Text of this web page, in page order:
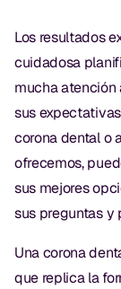
Dr. Allen
Dr. Marco Casco
Los resultados
cuidadosa
mucha atención
sus
corona dental o
ofrecemos,
sus mejores
sus preguntas y
Una corona
que replica la